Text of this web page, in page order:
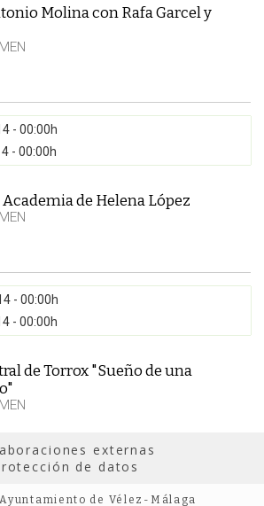
Molina con Rafa Garcel y
- 00:00h
- 00:00h
de Helena López
- 00:00h
- 00:00h
de Torrox "Sueño de una
externas
de datos
de Vélez-Málaga